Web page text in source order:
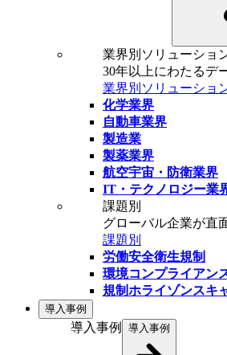
業界別ソリューショ
30年以上にわたるデ
業界別ソリューショ
化学業界
自動車業界
製造業
製薬業界
航空宇宙・防衛業界
IT・テクノロジー業
課題別
グローバル企業が直
課題別
労働安全衛生規制
環境コンプライアン
規制ホライゾンスキ
導入事例
導入事例 導入事例